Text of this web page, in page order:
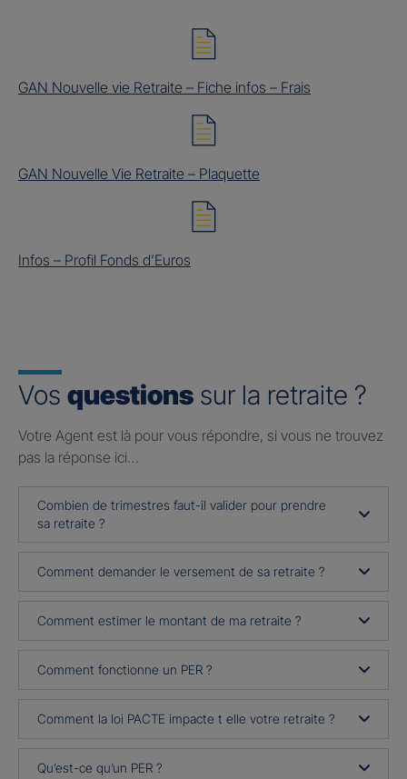
GAN Nouvelle vie Retraite – Fiche infos – Frais
GAN Nouvelle Vie Retraite – Plaquette
Infos – Profil Fonds d’Euros
Vos questions sur la retraite ?
Votre Agent est là pour vous répondre, si vous ne trouvez
pas la réponse ici…
Combien de trimestres faut-il valider pour prendre
sa retraite ?
Comment demander le versement de sa retraite ?
Comment estimer le montant de ma retraite ?
Comment fonctionne un PER ?
Comment la loi PACTE impacte t elle votre retraite ?
Qu’est-ce qu’un PER ?